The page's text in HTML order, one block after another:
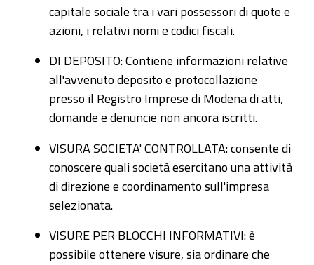
capitale sociale tra i vari possessori di quote e
azioni, i relativi nomi e codici fiscali.
DI DEPOSITO: Contiene informazioni relative
all'avvenuto deposito e protocollazione
presso il Registro Imprese di Modena di atti,
domande e denuncie non ancora iscritti.
VISURA SOCIETA' CONTROLLATA: consente di
conoscere quali società esercitano una attività
di direzione e coordinamento sull'impresa
selezionata.
VISURE PER BLOCCHI INFORMATIVI: è
possibile ottenere visure, sia ordinare che